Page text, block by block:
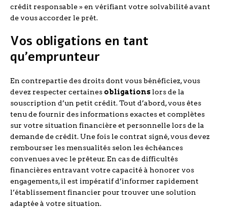
crédit responsable » en vérifiant votre solvabilité avant
de vous accorder le prêt.
Vos obligations en tant
qu’emprunteur
En contrepartie des droits dont vous bénéficiez, vous
devez respecter certaines obligations lors de la
souscription d’un petit crédit. Tout d’abord, vous êtes
tenu de fournir des informations exactes et complètes
sur votre situation financière et personnelle lors de la
demande de crédit. Une fois le contrat signé, vous devez
rembourser les mensualités selon les échéances
convenues avec le prêteur. En cas de difficultés
financières entravant votre capacité à honorer vos
engagements, il est impératif d’informer rapidement
l’établissement financier pour trouver une solution
adaptée à votre situation.